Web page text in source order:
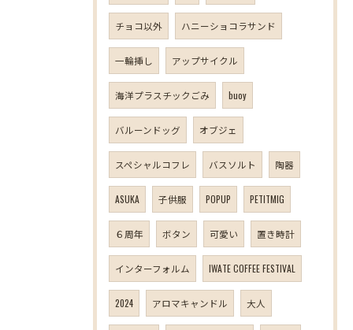
チョコ以外 ハニーショコラサンド
一輪挿し アップサイクル
海洋プラスチックごみ buoy
バルーンドッグ オブジェ
スペシャルコフレ バスソルト 陶器
ASUKA 子供服 POPUP PETITMIG
６周年 ボタン 可愛い 置き時計
インターフォルム IWATE COFFEE FESTIVAL
2024 アロマキャンドル 大人